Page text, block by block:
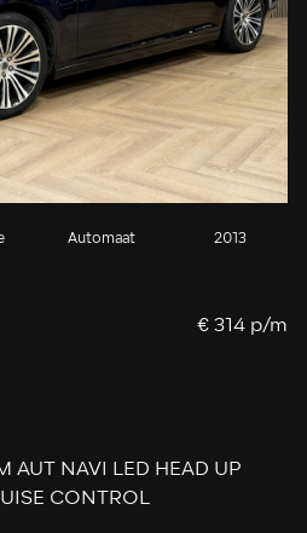
Automaat 2013
€ 314 p/m
AUT NAVI LED HEAD UP
CONTROL